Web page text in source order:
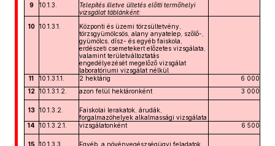
9 10.1.3.
Telepítés illetve ültetés előtti termőhelyi
vizsgálat táblánként:
10
10.1.3.1.
Központi és üzemi törzsültetvény,
törzsgyümölcsös, alany anyatelep, szőlő-,
gyümölcs, dísz- és egyéb faiskola,
erdészeti csemetekert előzetes vizsgálata,
valamint területváltoztatás
engedélyezését megelőző vizsgálat
laboratóriumi vizsgálat nélkül
11
10.1.3.1.1. 2 hektárig
6 000
12
10.1.3.1.2. azon felül hektáronként 3 000
13 10.1.3.2.
Faiskolai lerakatok, árudák,
forgalmazóhelyek alkalmassági vizsgálata
14
10.1.3.2.1. vizsgálatonként 6 500
15 10.1.3.3.
Egyéb, a növényegészségügyi feladatok